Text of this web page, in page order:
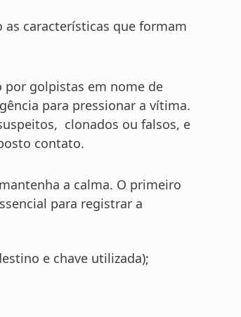
as características que formam
golpistas em nome de
para pressionar a vítima.
clonados ou falsos, e
contato.
a calma. O primeiro
para registrar a
e chave utilizada);